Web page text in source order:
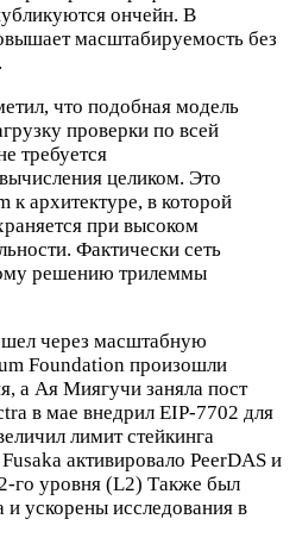
ончейн. В
масштабируемость без
что подобная модель
проверки по всей
требуется
целиком. Это
к архитектуре, в которой
при высоком
Фактически сеть
решению трилеммы
через масштабную
Foundation произошли
а Ая Миягучи заняла пост
в мае внедрил EIP-7702 для
лимит стейкинга
активировало PeerDAS и
го уровня (L2) Также был
ускорены исследования в